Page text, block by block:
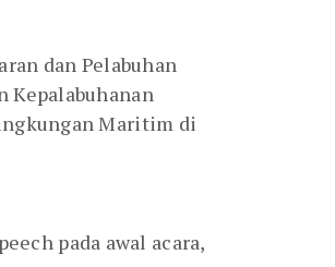
dan Pelabuhan
Kepalabuhanan
Maritim di
pada awal acara,